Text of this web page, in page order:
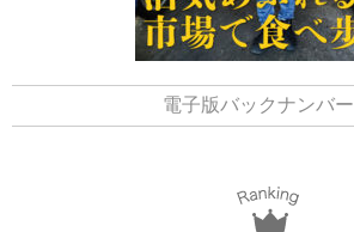
電子版バックナンバー